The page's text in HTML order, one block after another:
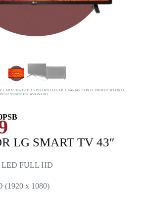
CARACTERISTICAS PUEDEN LLEGAR A VARIAR CON EL PRODUCTO FINAL,
SU VENDEDOR ASIGNADO
LG SMART TV 43″
LED FULL HD
(1920 x 1080)